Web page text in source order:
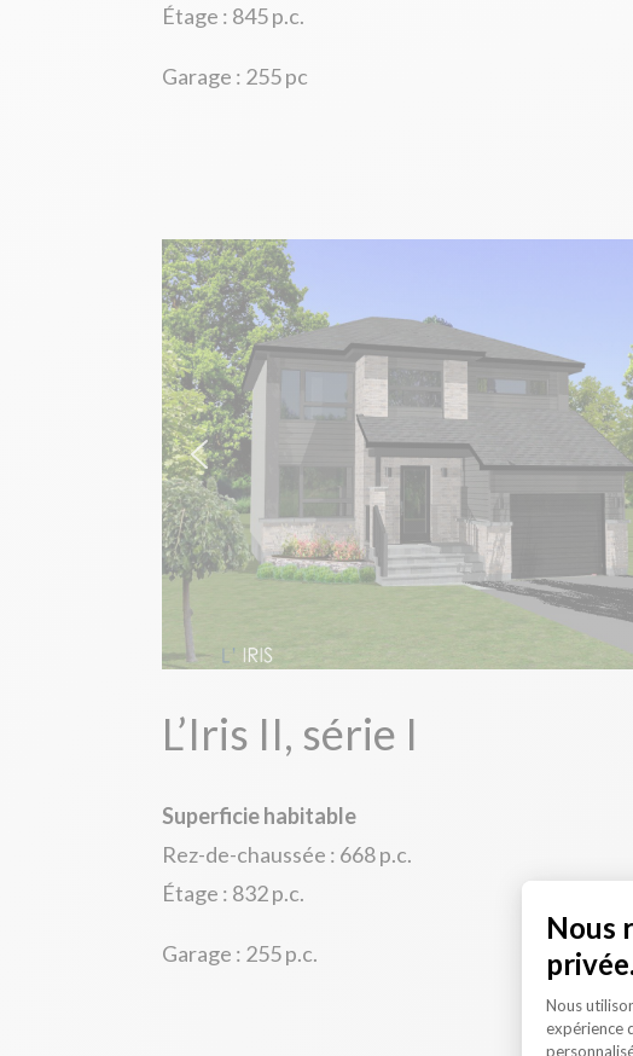
Étage : 845 p.c.
Garage : 255 pc
L’Iris II, série I
Superficie habitable
Rez-de-chaussée : 668 p.c.
Étage : 832 p.c.
Garage : 255 p.c.